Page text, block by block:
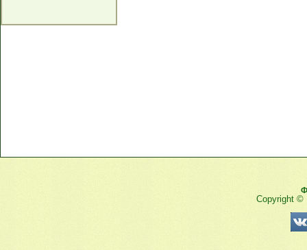
Copyright ©